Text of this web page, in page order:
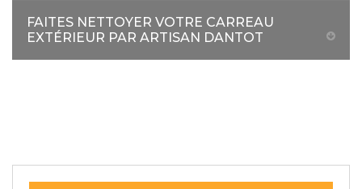
FAITES NETTOYER VOTRE CARREAU
EXTÉRIEUR PAR ARTISAN DANTOT